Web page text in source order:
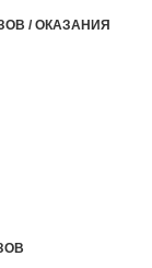
/ ОКАЗАНИЯ